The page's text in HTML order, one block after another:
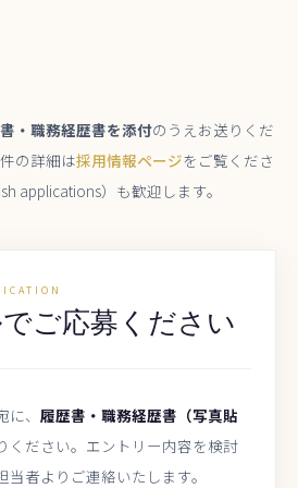
・職務経歴書を添付のうえお送りくだ
の詳細は採用情報ページをご覧くださ
applications）も歓迎します。
ご応募ください
、 履歴書・職務経歴書（写真貼
ください。エントリー内容を検討
者よりご連絡いたします。